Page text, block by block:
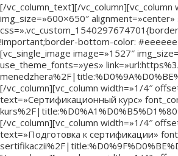
[/vc_column_text][/
img_size=»600×650″
!important;border-bottom-color:
[vc_single_image image=»1527″
use_theme_fonts=»yes»
[/vc_column][vc_column width=»1/4″
text=»Сертификационный курс»
[/vc_column][vc_column width=»1/4″
text=»Подготовка к сертификации»